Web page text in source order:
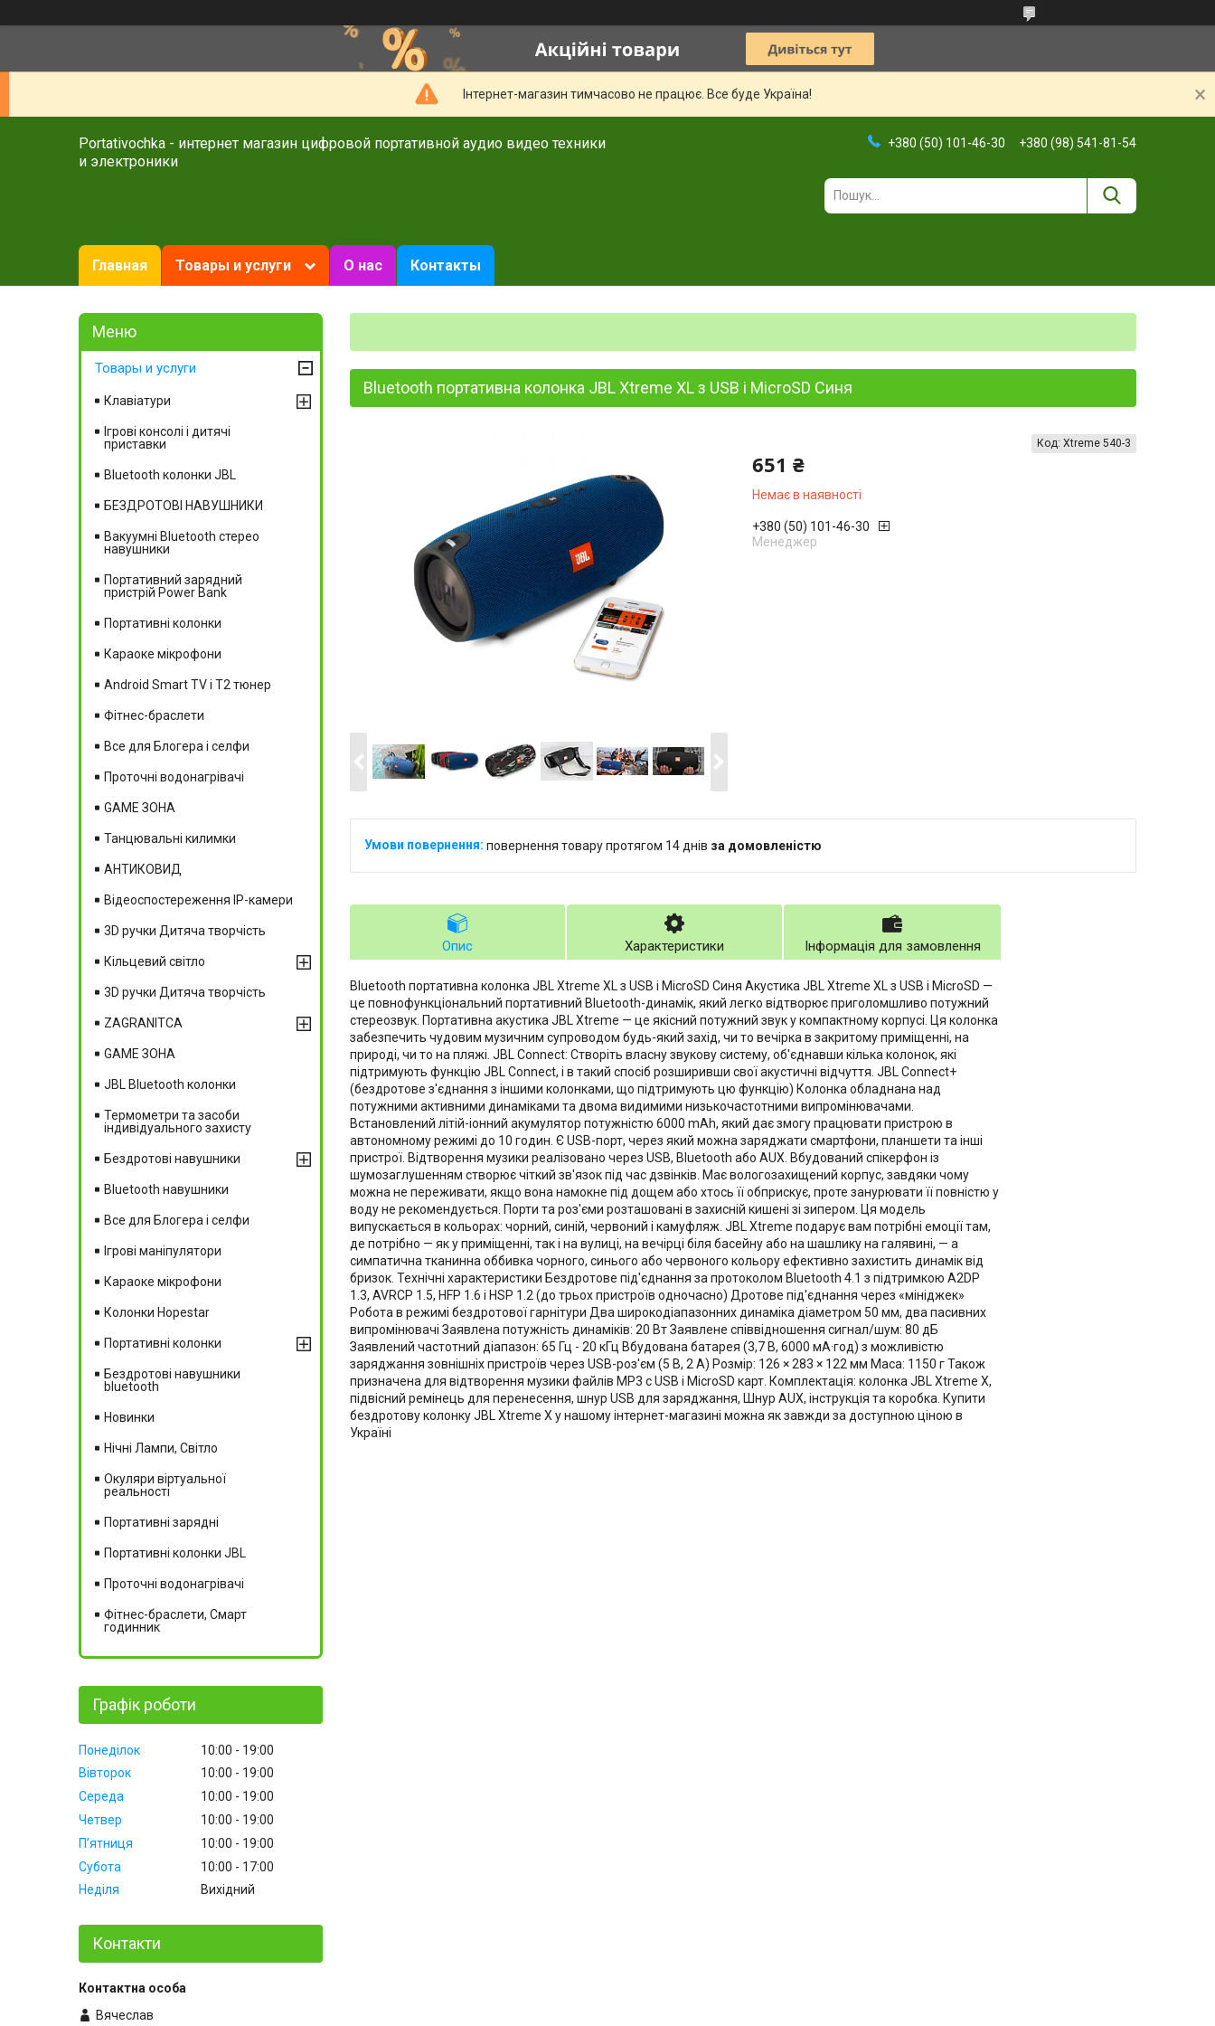
Інтернет-магазин тимчасово не працює. Все буде Україна!
Portativochka - интернет магазин цифровой портативной аудио видео техники
и электроники
+380 (50) 101-46-30 +380 (98) 541-81-54
Главная Товары и услуги О нас Контакты
Bluetooth портативна колонка JBL Xtreme XL з USB і MicroSD Синя
651 ₴
Немає в наявності
Код: Xtreme 540-3
+380 (50) 101-46-30
Менеджер
повернення товару протягом 14 днів за домовленістю
Опис Характеристики Інформація для замовлення
Bluetooth портативна колонка JBL Xtreme XL з USB і MicroSD Синя Акустика JBL Xtreme XL з USB і MicroSD —
це повнофункціональний портативний Bluetooth-динамік, який легко відтворює приголомшливо потужний
стереозвук. Портативна акустика JBL Xtreme — це якісний потужний звук у компактному корпусі. Ця колонка
забезпечить чудовим музичним супроводом будь-який захід, чи то вечірка в закритому приміщенні, на
природі, чи то на пляжі. JBL Connect: Створіть власну звукову систему, об'єднавши кілька колонок, які
підтримують функцію JBL Connect, і в такий спосіб розширивши свої акустичні відчуття. JBL Connect+
(бездротове з'єднання з іншими колонками, що підтримують цю функцію) Колонка обладнана над
потужними активними динаміками та двома видимими низькочастотними випромінювачами.
Встановлений літій-іонний акумулятор потужністю 6000 mAh, який дає змогу працювати пристрою в
автономному режимі до 10 годин. Є USB-порт, через який можна заряджати смартфони, планшети та інші
пристрої. Відтворення музики реалізовано через USB, Bluetooth або AUX. Вбудований спікерфон із
шумозаглушенням створює чіткий зв'язок під час дзвінків. Має вологозахищений корпус, завдяки чому
можна не переживати, якщо вона намокне під дощем або хтось її обприскує, проте занурювати її повністю у
воду не рекомендується. Порти та роз'єми розташовані в захисній кишені зі зипером. Ця модель
випускається в кольорах: чорний, синій, червоний і камуфляж. JBL Xtreme подарує вам потрібні емоції там,
де потрібно — як у приміщенні, так і на вулиці, на вечірці біля басейну або на шашлику на галявині, — а
симпатична тканинна оббивка чорного, синього або червоного кольору ефективно захистить динамік від
бризок. Технічні характеристики Бездротове під'єднання за протоколом Bluetooth 4.1 з підтримкою A2DP
1.3, AVRCP 1.5, HFP 1.6 і HSP 1.2 (до трьох пристроїв одночасно) Дротове під'єднання через «мініджек»
Робота в режимі бездротової гарнітури Два широкодіапазонних динаміка діаметром 50 мм, два пасивних
випромінювачі Заявлена потужність динаміків: 20 Вт Заявлене співвідношення сигнал/шум: 80 дБ
Заявлений частотний діапазон: 65 Гц - 20 кГц Вбудована батарея (3,7 В, 6000 мА·год) з можливістю
заряджання зовнішніх пристроїв через USB-роз'єм (5 В, 2 А) Розмір: 126 × 283 × 122 мм Маса: 1150 г Також
призначена для відтворення музики файлів MP3 c USB і MicroSD карт. Комплектація: колонка JBL Xtreme X,
підвісний ремінець для перенесення, шнур USB для заряджання, Шнур AUX, інструкція та коробка. Купити
бездротову колонку JBL Xtreme X у нашому інтернет-магазині можна як завжди за доступною ціною в
Україні
Товары и услуги
Клавіатури
Ігрові консолі і дитячі
приставки
Bluetooth колонки JBL
БЕЗДРОТОВІ НАВУШНИКИ
Вакуумні Вluetooth стерео
навушники
Портативний зарядний
пристрій Power Bank
Портативні колонки
Караоке мікрофони
Android Smart TV і T2 тюнер
Фітнес-браслети
Все для Блогера і селфи
Проточні водонагрівачі
GAME ЗОНА
Танцювальні килимки
АНТИКОВИД
Відеоспостереження IP-камери
3D ручки Дитяча творчість
Кільцевий світло
3D ручки Дитяча творчість
ZAGRANITCA
GAME ЗОНА
JBL Bluetooth колонки
Термометри та засоби
індивідуального захисту
Бездротові навушники
Вluetooth навушники
Все для Блогера і селфи
Ігрові маніпулятори
Караоке мікрофони
Колонки Hopestar
Портативні колонки
Бездротові навушники
bluetooth
Новинки
Нічні Лампи, Світло
Окуляри віртуальної
реальності
Портативні зарядні
Портативні колонки JBL
Проточні водонагрівачі
Фітнес-браслети, Смарт
годинник
Графік роботи
Понеділок 10:00
19:00
Вівторок
10:00
19:00
Середа
10:00
19:00
Четвер
10:00
19:00
Пʼятниця
10:00
19:00
Субота
10:00
17:00
Неділя
Вихідний
Контакти
Вячеслав